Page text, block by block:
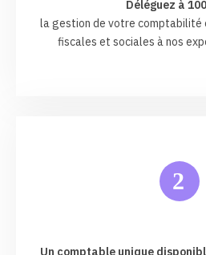
Déléguez à
la gestion de votre comptabilité
fiscales et sociales à nos
2
Un comptable unique